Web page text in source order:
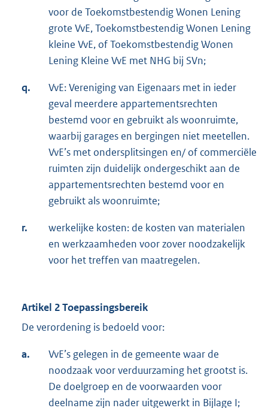
voor de Toekomstbestendig Wonen Lening
grote VvE, Toekomstbestendig Wonen Lening
kleine VvE, of Toekomstbestendig Wonen
Lening Kleine VvE met NHG bij SVn;
q.
VvE: Vereniging van Eigenaars met in ieder
geval meerdere appartementsrechten
bestemd voor en gebruikt als woonruimte,
waarbij garages en bergingen niet meetellen.
VvE’s met ondersplitsingen en/ of commerciële
ruimten zijn duidelijk ondergeschikt aan de
appartementsrechten bestemd voor en
gebruikt als woonruimte;
r.
werkelijke kosten: de kosten van materialen
en werkzaamheden voor zover noodzakelijk
voor het treffen van maatregelen.
Artikel 2 Toepassingsbereik
De verordening is bedoeld voor:
a.
VvE’s gelegen in de gemeente waar de
noodzaak voor verduurzaming het grootst is.
De doelgroep en de voorwaarden voor
deelname zijn nader uitgewerkt in Bijlage I;